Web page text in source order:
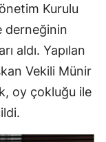
Kurulu
derneğinin
aldı. Yapılan
Vekili Münir
oy çokluğu ile